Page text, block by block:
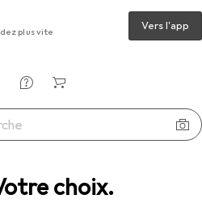
choix.
plus vite Vers l'app
Salon de la piscine